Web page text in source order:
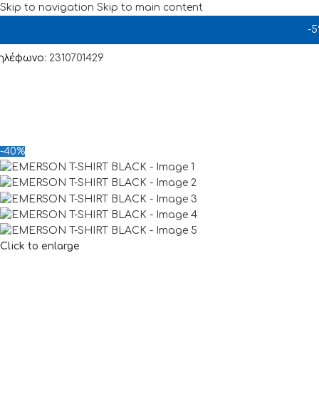
Skip to navigation Skip to main content
-
2310701429
-40%
Click to enlarge